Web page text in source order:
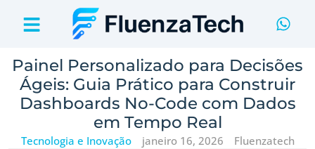
Painel Personalizado para Decisões
Ágeis: Guia Prático para Construir
Dashboards No-Code com Dados
em Tempo Real
Tecnologia e Inovação janeiro 16, 2026 Fluenzatech